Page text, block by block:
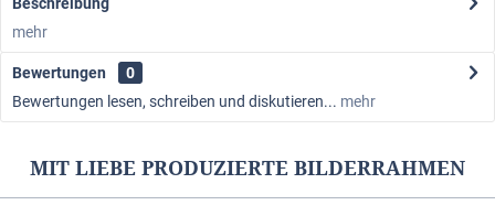
Beschreibung
mehr
Bewertungen
0
Bewertungen lesen, schreiben und diskutieren... mehr
MIT LIEBE PRODUZIERTE BILDERRAHMEN